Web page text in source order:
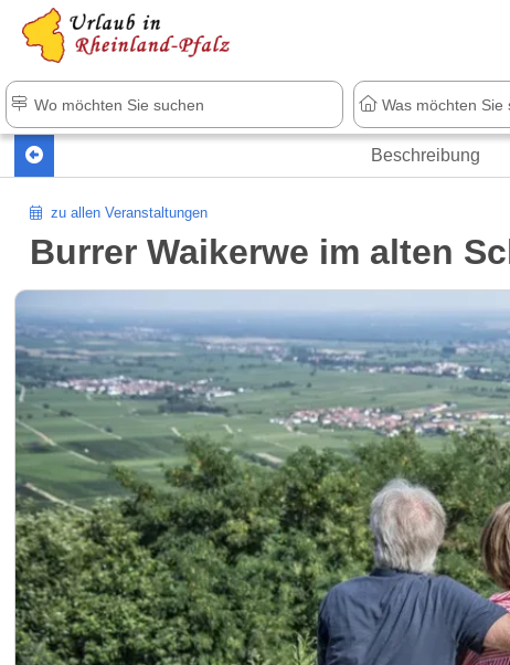
Beschreibung
zu allen Veranstaltungen
Burrer Waikerwe im alten